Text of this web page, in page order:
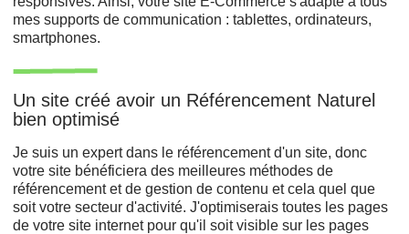
mes supports de communication : tablettes, ordinateurs,
smartphones.
Un site créé avoir un Référencement Naturel
bien optimisé
Je suis un expert dans le référencement d'un site, donc
votre site bénéficiera des meilleures méthodes de
référencement et de gestion de contenu et cela quel que
soit votre secteur d'activité. J'optimiserais toutes les pages
de votre site internet pour qu'il soit visible sur les pages